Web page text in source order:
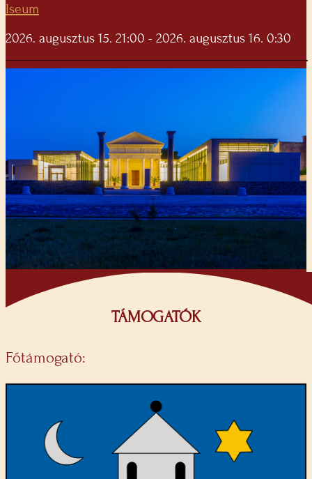
Iseum
2026. augusztus 15. 21:00 - 2026. augusztus 16. 0:30
TÁMOGATÓK
Főtámogató: